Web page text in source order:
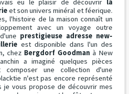
eu le plaisir de découvrir la
et son univers minéral et féerique.
l'histoire de la maison connaît un
avec un voyage outre
prestigieuse adresse new-
est disponible dans l'un des
chez Bergdorf Goodmanà New
a imaginé quelques pièces
composer une collection d'une
n'est pas encore représenté
je vous propose de découvrir mes